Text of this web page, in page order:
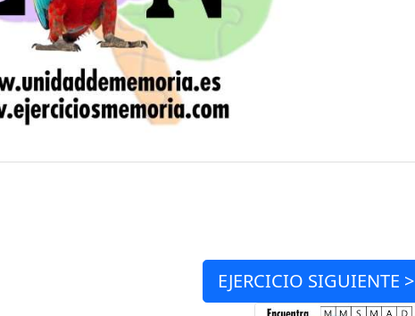
EJERCICIO SIGUIENTE >